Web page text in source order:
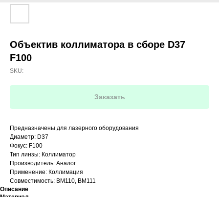
Объектив коллиматора в сборе D37
F100
SKU:
Заказать
Предназначены для лазерного оборудования
Диаметр: D37
Фокус: F100
Тип линзы: Коллиматор
Производитель: Аналог
Применение: Коллимация
Совместимость: BM110, BM111
Описание